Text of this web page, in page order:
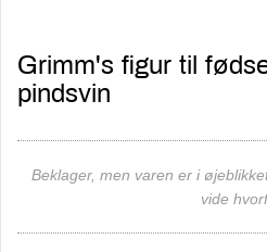
Grimm's figur til
pindsvin
Beklager, men varen er i
vide